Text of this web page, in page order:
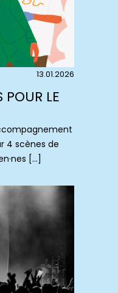
13.01.2026
LE
4 scènes de
[…]